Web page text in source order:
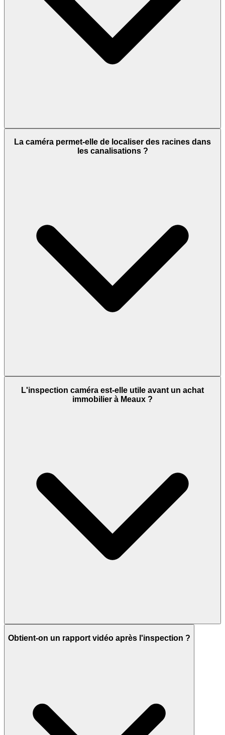
La caméra permet-elle de localiser des racines dans
les canalisations ?
L'inspection caméra est-elle utile avant un achat
immobilier à Meaux ?
Obtient-on un rapport vidéo après l'inspection ?